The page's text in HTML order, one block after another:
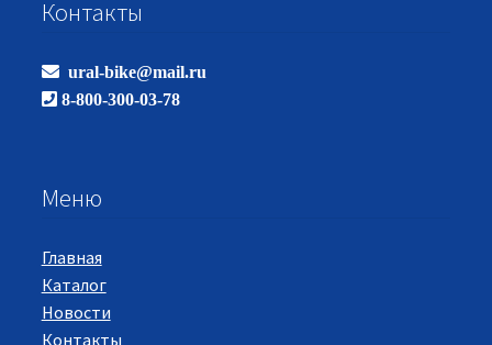
Контакты
ural-bike@mail.ru
8-800-300-03-78
Меню
Главная
Каталог
Новости
Контакты